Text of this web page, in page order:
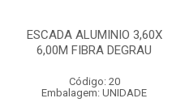
ESCADA ALUMINIO 3,60X
6,00M FIBRA DEGRAU
Código: 20
Embalagem: UNIDADE